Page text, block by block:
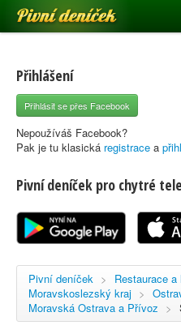
Pivní deníček
Pivní mapa
Pivní značky
Nápověda
Registrace
Přihlášení
Přihlásit se přes Facebook
Nepoužíváš Facebook?
Pak je tu klasická registrace a
Pivní deníček pro chytré
Pivní deníček > Restaurace a
Moravskoslezský kraj >
Moravská Ostrava a Přívoz >